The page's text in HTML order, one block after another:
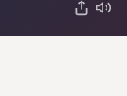
natural.